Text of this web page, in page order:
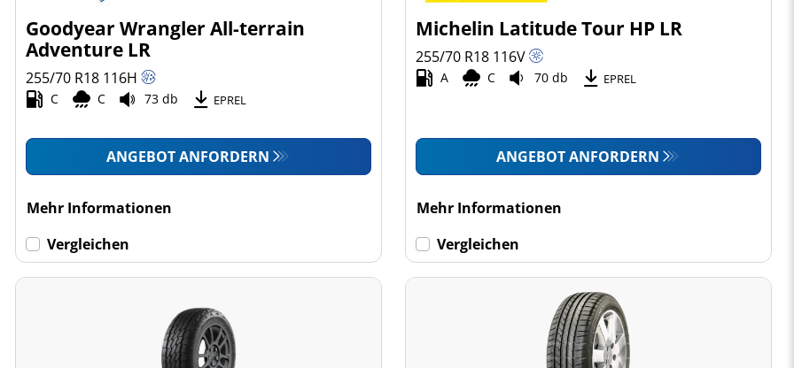
Goodyear Wrangler All-terrain
Adventure LR
255/70 R18 116H
C C 73 db EPREL
ANGEBOT ANFORDERN
Mehr Informationen
Vergleichen
Michelin Latitude Tour HP LR
255/70 R18 116V
A C 70 db EPREL
ANGEBOT ANFORDERN
Mehr Informationen
Vergleichen